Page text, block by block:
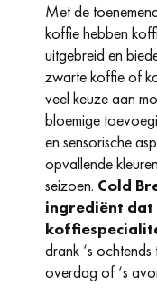
Met de
koffie hebben
uitgebreid en
zwarte koffie of
veel keuze aan
bloemige
en sensorische
opvallende
seizoen. Cold
ingrediënt dat
drank ‘s
overdag of ‘s